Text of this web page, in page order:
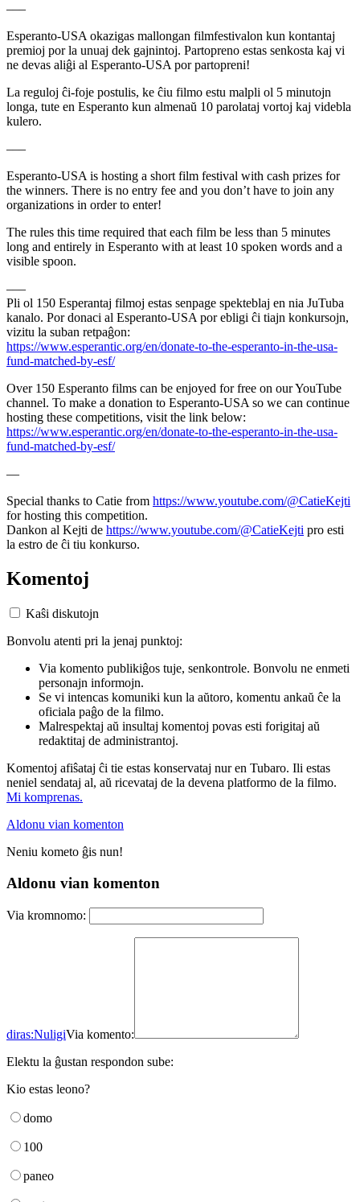
–––
Esperanto-USA okazigas mallongan filmfestivalon kun kontantaj
premioj por la unuaj dek gajnintoj. Partopreno estas senkosta kaj vi
ne devas aliĝi al Esperanto-USA por partopreni!
La reguloj ĉi-foje postulis, ke ĉiu filmo estu malpli ol 5 minutojn
longa, tute en Esperanto kun almenaŭ 10 parolataj vortoj kaj videbla
kulero.
–––
Esperanto-USA is hosting a short film festival with cash prizes for
the winners. There is no entry fee and you don’t have to join any
organizations in order to enter!
The rules this time required that each film be less than 5 minutes
long and entirely in Esperanto with at least 10 spoken words and a
visible spoon.
–––
Pli ol 150 Esperantaj filmoj estas senpage spekteblaj en nia JuTuba
kanalo. Por donaci al Esperanto-USA por ebligi ĉi tiajn konkursojn,
vizitu la suban retpaĝon:
https://www.esperantic.org/en/donate-to-the-esperanto-in-the-usa-
fund-matched-by-esf/
Over 150 Esperanto films can be enjoyed for free on our YouTube
channel. To make a donation to Esperanto-USA so we can continue
hosting these competitions, visit the link below:
https://www.esperantic.org/en/donate-to-the-esperanto-in-the-usa-
fund-matched-by-esf/
—
Special thanks to Catie from https://www.youtube.com/@CatieKejti
for hosting this competition.
Dankon al Kejti de https://www.youtube.com/@CatieKejti pro esti
la estro de ĉi tiu konkurso.
Komentoj
Kaŝi diskutojn
Bonvolu atenti pri la jenaj punktoj:
Via komento publikiĝos tuje, senkontrole. Bonvolu ne enmeti
personajn informojn.
Se vi intencas komuniki kun la aŭtoro, komentu ankaŭ ĉe la
oficiala paĝo de la filmo.
Malrespektaj aŭ insultaj komentoj povas esti forigitaj aŭ
redaktitaj de administrantoj.
Komentoj afiŝataj ĉi tie estas konservataj nur en Tubaro. Ili estas
neniel sendataj al, aŭ ricevataj de la devena platformo de la filmo.
Mi komprenas.
Aldonu vian komenton
Neniu kometo ĝis nun!
Aldonu vian komenton
Via kromnomo:
diras:NuligiVia komento:
Elektu la ĝustan respondon sube:
Kio estas leono?
domo
100
paneo